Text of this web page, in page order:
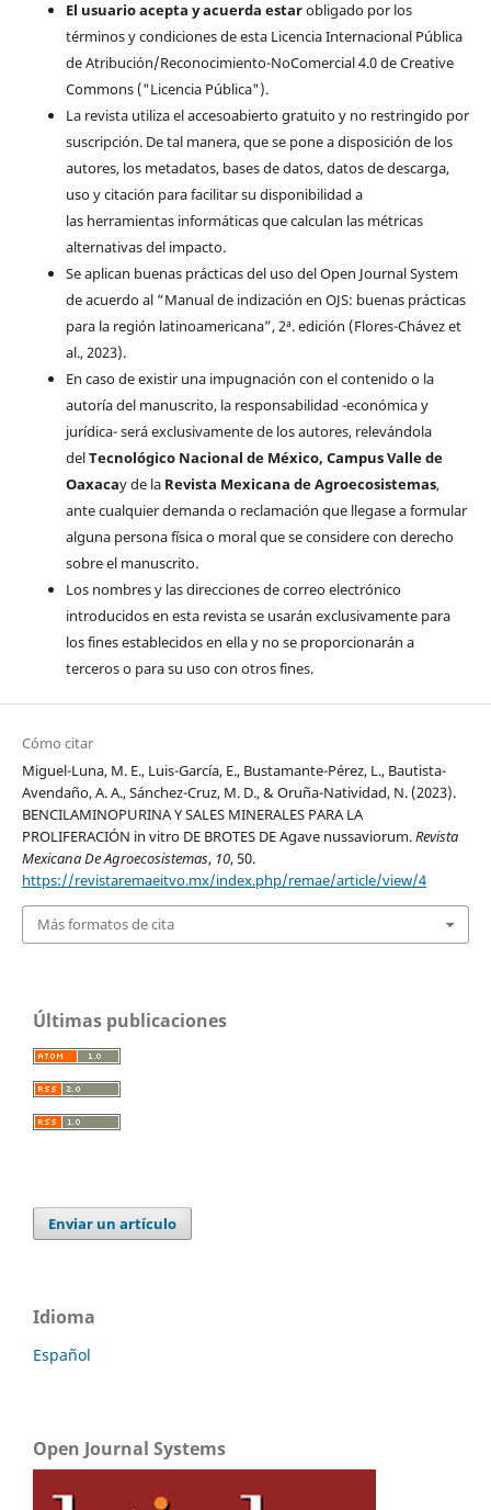
El usuario acepta y acuerda estarobligado por los
términos y condiciones de esta Licencia Internacional Pública
de Atribución/Reconocimiento-NoComercial 4.0 de Creative
Commons ("Licencia Pública").
La revista utiliza el accesoabierto gratuito y no restringido por
suscripción. De tal manera, que se pone a disposición de los
autores, los metadatos, bases de datos, datos de descarga,
uso y citación para facilitar su disponibilidad a
las herramientas informáticas que calculan las métricas
alternativas del impacto.
Se aplican buenas prácticas del uso del Open Journal System
de acuerdo al “Manual de indización en OJS: buenas prácticas
para la región latinoamericana”, 2ª. edición (Flores-Chávez et
al., 2023).
En caso de existir una impugnación con el contenido o la
autoría del manuscrito, la responsabilidad -económica y
jurídica- será exclusivamente de los autores, relevándola
delTecnológico Nacional de México, Campus Valle de
Oaxacay de la Revista Mexicana de Agroecosistemas,
ante cualquier demanda o reclamación que llegase a formular
alguna persona física o moral que se considere con derecho
sobre el manuscrito.
Los nombres y las direcciones de correo electrónico
introducidos en esta revista se usarán exclusivamente para
los fines establecidos en ella y no se proporcionarán a
terceros o para su uso con otros fines.
Cómo citar
Miguel-Luna, M. E., Luis-García, E., Bustamante-Pérez, L., Bautista-
Avendaño, A. A., Sánchez-Cruz, M. D., & Oruña-Natividad, N. (2023).
BENCILAMINOPURINA Y SALES MINERALES PARA LA
PROLIFERACIÓN in vitro DE BROTES DE Agave nussaviorum.Revista
Mexicana De Agroecosistemas, 10, 50.
https://revistaremaeitvo.mx/index.php/remae/article/view/4
Más formatos de cita
Últimas publicaciones
Enviar un artículo
Idioma
Español
Open Journal Systems